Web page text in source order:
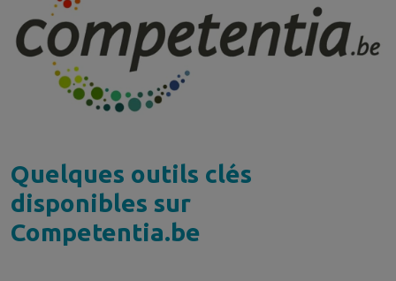
Quelques outils clés
disponibles sur
Competentia.be